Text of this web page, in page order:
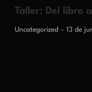
Taller: Del libro
Uncategorized 13 de